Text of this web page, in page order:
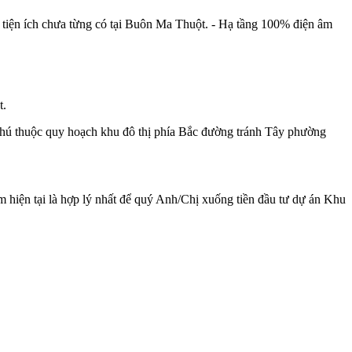
ích chưa từng có tại Buôn Ma Thuột. - Hạ tầng 100% điện âm
thuộc quy hoạch khu đô thị phía Bắc đường tránh Tây phường
hiện tại là hợp lý nhất để quý Anh/Chị xuống tiền đầu tư dự án Khu